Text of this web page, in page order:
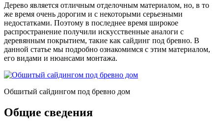
Дерево является отличным отделочным материалом, но, в то
же время очень дорогим и с некоторыми серьезными
недостатками. Поэтому в последнее время широкое
распространение получили искусственные аналоги с
деревянным покрытием, такие как сайдинг под бревно. В
данной статье мы подробно ознакомимся с этим материалом,
его видами и нюансами монтажа.
Обшитый сайдингом под бревно дом
Общие сведения